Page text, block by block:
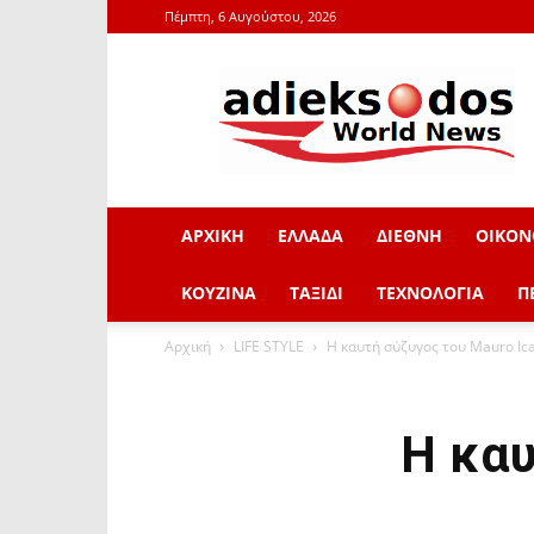
Πέμπτη, 6 Αυγούστου, 2026
adieksodos.gr
ΑΡΧΙΚΗ ΕΛΛΑΔΑ ΔΙΕΘΝΗ
ΚΟΥΖΙΝΑ ΤΑΞΙΔΙ ΤΕΧΝΟΛΟΓΙΑ
Αρχική LIFE STYLE Η καυτή σύζυγος του Mauro
Η